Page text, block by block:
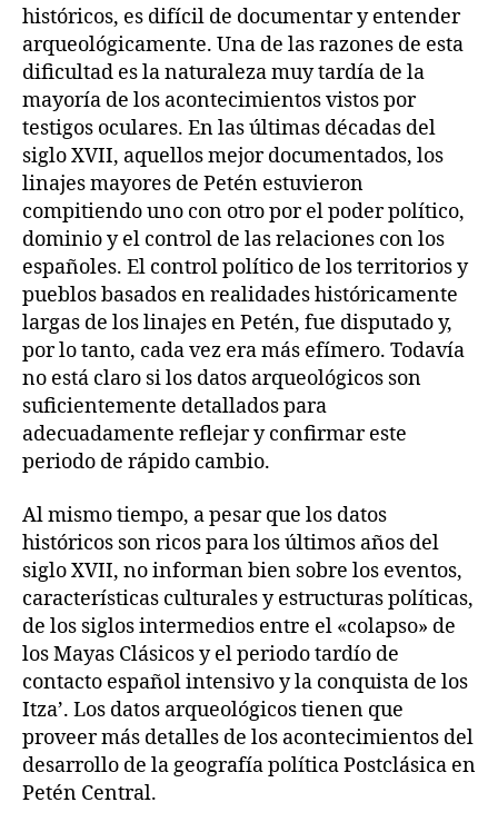
históricos, es difícil de documentar y entender
arqueológicamente. Una de las razones de esta
dificultad es la naturaleza muy tardía de la
mayoría de los acontecimientos vistos por
testigos oculares. En las últimas décadas del
siglo XVII, aquellos mejor documentados, los
linajes mayores de Petén estuvieron
compitiendo uno con otro por el poder político,
dominio y el control de las relaciones con los
españoles. El control político de los territorios y
pueblos basados en realidades históricamente
largas de los linajes en Petén, fue disputado y,
por lo tanto, cada vez era más efímero. Todavía
no está claro si los datos arqueológicos son
suficientemente detallados para
adecuadamente reflejar y confirmar este
periodo de rápido cambio.
Al mismo tiempo, a pesar que los datos
históricos son ricos para los últimos años del
siglo XVII, no informan bien sobre los eventos,
características culturales y estructuras políticas,
de los siglos intermedios entre el «colapso» de
los Mayas Clásicos y el periodo tardío de
contacto español intensivo y la conquista de los
Itza’. Los datos arqueológicos tienen que
proveer más detalles de los acontecimientos del
desarrollo de la geografía política Postclásica en
Petén Central.